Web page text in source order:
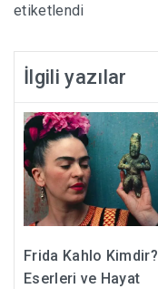
etiketlendi
İlgili yazılar
Frida Kahlo Kimdir?
Eserleri ve Hayat